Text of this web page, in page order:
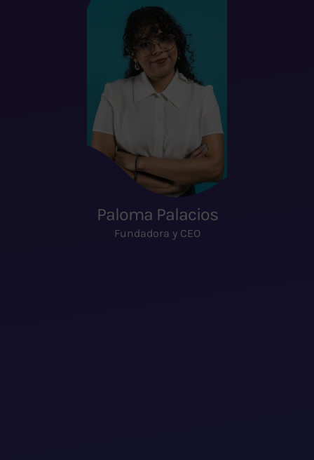
Paloma Palacios
Fundadora y CEO